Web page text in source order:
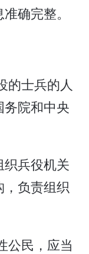
确完整。
的士兵的人
院和中央
兵役机关
负责组织
公民，应当